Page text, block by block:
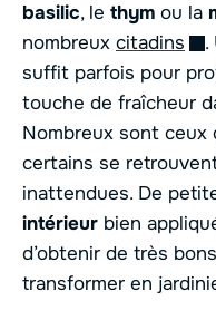
basilic, le thym ou la
nombreux citadins .
suffit parfois pour
touche de fraîcheur
Nombreux sont ceux
certains se
inattendues. De
intérieur bien
d’obtenir de très
transformer en